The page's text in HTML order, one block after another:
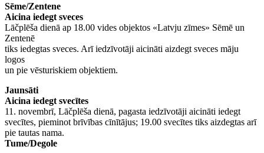
Sēme/Zentene
Aicina iedegt sveces
Lāčplēša dienā ap 18.00 vides objektos «Latvju zīmes» Sēmē un
Zentenē
tiks iedegtas sveces. Arī iedzīvotāji aicināti aizdegt sveces māju
logos
un pie vēsturiskiem objektiem.
Jaunsāti
Aicina iedegt svecītes
11. novembrī, Lāčplēša dienā, pagasta iedzīvotāji aicināti iedegt
svecītes, pieminot brīvības cīnītājus; 19.00 svecītes tiks aizdegtas arī
pie tautas nama.
Tume/Degole